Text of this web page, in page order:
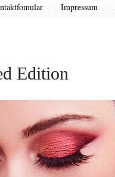
Impressum
Edition